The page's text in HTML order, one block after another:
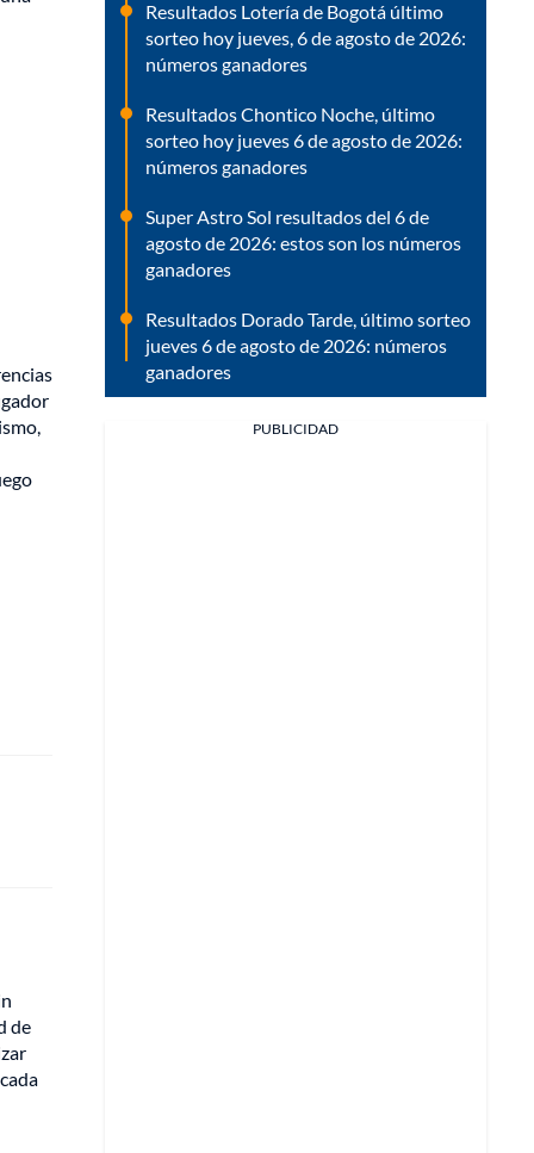
de
Resultados Lotería de Bogotá último
sorteo hoy jueves, 6 de agosto de 2026:
números ganadores
Resultados Chontico Noche, último
sorteo hoy jueves 6 de agosto de 2026:
números ganadores
Super Astro Sol resultados del 6 de
agosto de 2026: estos son los números
ganadores
Resultados Dorado Tarde, último sorteo
jueves 6 de agosto de 2026: números
ganadores
PUBLICIDAD